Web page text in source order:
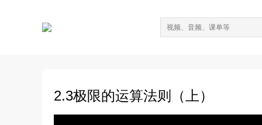
2.3极限的运算法则（上）